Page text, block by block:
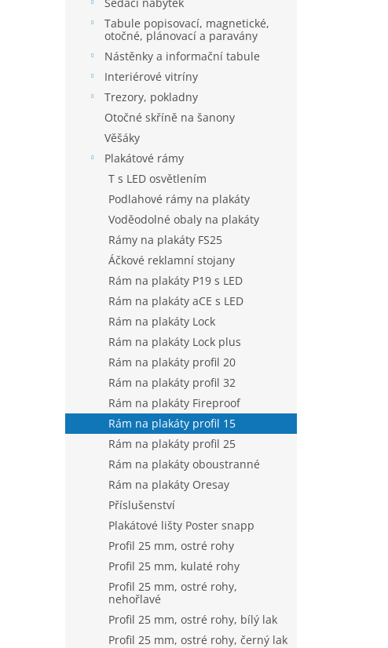
Tabule popisovací, magnetické,
otočné, plánovací a paravány
Nástěnky a informační tabule
Interiérové vitríny
Trezory, pokladny
Otočné skříně na šanony
Věšáky
Plakátové rámy
T s LED osvětlením
Podlahové rámy na plakáty
Voděodolné obaly na plakáty
Rámy na plakáty FS25
Áčkové reklamní stojany
Rám na plakáty P19 s LED
Rám na plakáty aCE s LED
Rám na plakáty Lock
Rám na plakáty Lock plus
Rám na plakáty profil 20
Rám na plakáty profil 32
Rám na plakáty Fireproof
Rám na plakáty profil 15
Rám na plakáty profil 25
Rám na plakáty oboustranné
Rám na plakáty Oresay
Příslušenství
Plakátové lišty Poster snapp
Profil 25 mm, ostré rohy
Profil 25 mm, kulaté rohy
Profil 25 mm, ostré rohy,
nehořlavé
Profil 25 mm, ostré rohy, bílý lak
Profil 25 mm, ostré rohy, černý lak